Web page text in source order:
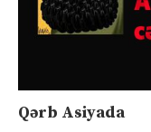
Qərb Asiyada